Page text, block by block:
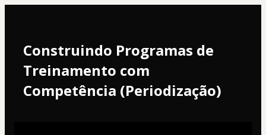
Construindo Programas de
Treinamento com
Competência (Periodização)